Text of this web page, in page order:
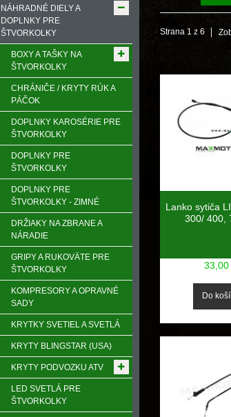
Strana 1 z 6
Lanko sytiča
300/ 400,
33,00
NÁHRADNÉ DIELY A
DOPLNKY PRE
ŠTVORKOLKY
BOXY A TAŠKY NA
ŠTVORKOLKY
CHRÁNIČE / KRYTY RÚK A
PÁČOK
DOPLNKY KAROSÉRIE PRE
ŠTVORKOLKY
DOPLNKY PRE
ŠTVORKOLKY
DOPLNKY PRE
ŠTVORKOLKY - ZIMNÉ
DRŽIAKY NA ZBRANE A
NÁRADIE
GRIPY A RUKOVӒTE PRE
ŠTVORKOLKY
KOMPRESORY A OPRAVNÉ
SADY
KRYTKY SVETIEL A SVETLÁ
KRYTY BLINGSTAR (USA)
KRYTY PODVOZKU ATV
LED SVETLÁ PRE
ŠTVORKOLKY